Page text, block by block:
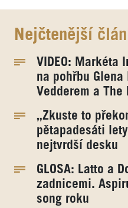
Nejčtenější
VIDEO: Markéta
na pohřbu Glena
Vedderem a The
„Zkuste to
pětapadesáti
nejtvrdší desku
GLOSA: Latto a
zadnicemi.
song roku